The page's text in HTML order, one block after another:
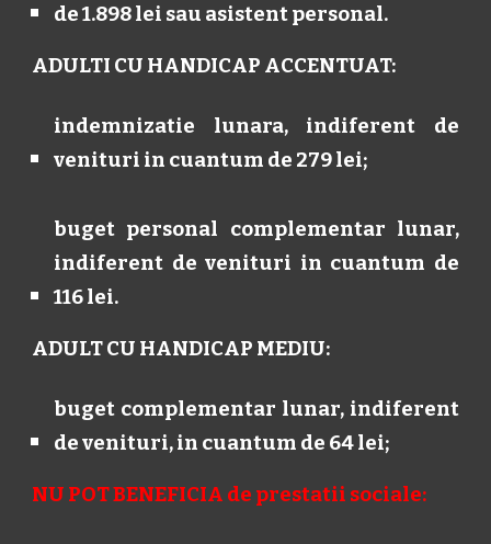
de 1.898 lei sau asistent personal.
ADULTI CU HANDICAP ACCENTUAT:
indemnizatie lunara, indiferent de
venituri in cuantum de 279 lei;
buget personal complementar lunar,
indiferent de venituri in cuantum de
116 lei.
ADULT CU HANDICAP MEDIU:
buget complementar lunar, indiferent
de venituri, in cuantum de 64 lei;
NU POT BENEFICIA de prestatii sociale: